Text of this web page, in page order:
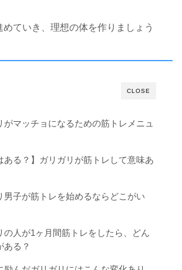
ていき、理想の体を作りましょう
CLOSE
がマッチョになるための筋トレメニュ
ある？】ガリガリが筋トレして意味あ
男子が筋トレを始めるならどこがい
の人が1ヶ月間筋トレをしたら、どん
ある？